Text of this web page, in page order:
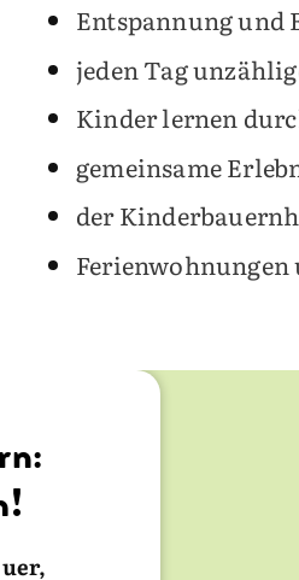
Entspannung
jeden Tag
Kinder lernen
gemeinsame
der
Ferienwohnungen